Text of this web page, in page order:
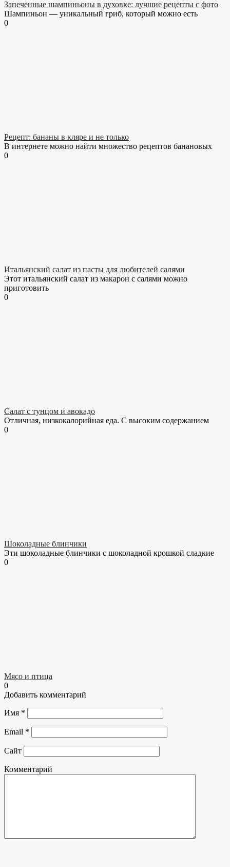
Запеченные шампиньоны в духовке: лучшие рецепты с фото
Шампиньон — уникальный гриб, который можно есть
0
Рецепт: бананы в кляре и не только
В интернете можно найти множество рецептов банановых
0
Итальянский салат из пасты для любителей салями
Этот итальянский салат из макарон с салями можно
приготовить
0
Салат с тунцом и авокадо
Отличная, низкокалорийная еда. С высоким содержанием
0
Шоколадные блинчики
Эти шоколадные блинчики с шоколадной крошкой сладкие
0
Мясо и птица
0
Добавить комментарий
Имя *
Email *
Сайт
Комментарий